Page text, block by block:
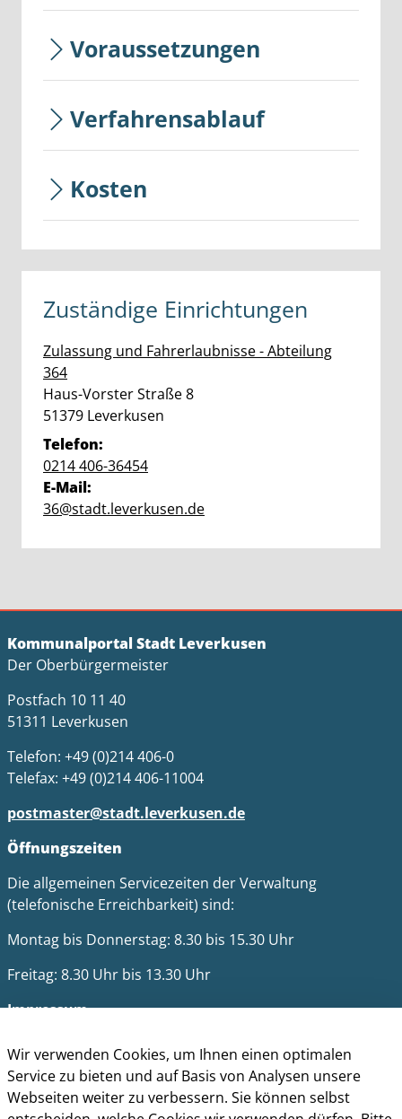
Voraussetzungen
Verfahrensablauf
Kosten
Zuständige Einrichtungen
Zulassung und Fahrerlaubnisse - Abteilung
364
Straße:
Haus-Vorster StraßeHausnummer:
8
PLZ:
51379 Ort:
Leverkusen
Telefon:
0214 406-36454
E-Mail:
36@stadt.leverkusen.de
Kommunalportal Stadt Leverkusen
Der Oberbürgermeister
Postfach 10 11 40
51311 Leverkusen
Telefon: +49 (0)214 406-0
Telefax: +49 (0)214 406-11004
postmaster@stadt.leverkusen.de
Öffnungszeiten
Die allgemeinen Servicezeiten der Verwaltung
(telefonische Erreichbarkeit) sind:
Montag bis Donnerstag: 8.30 bis 15.30 Uhr
Freitag: 8.30 Uhr bis 13.30 Uhr
Impressum
Cookie-Richtlinie
Barrierefreiheit
Kontakt
Wir verwenden Cookies, um Ihnen einen optimalen
Service zu bieten und auf Basis von Analysen unsere
Webseiten weiter zu verbessern. Sie können selbst